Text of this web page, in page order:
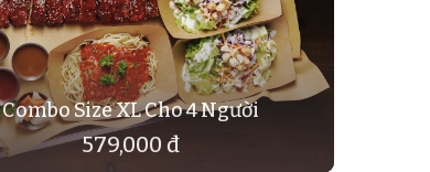
Combo Size XL Cho 4 Người
579,000 đ